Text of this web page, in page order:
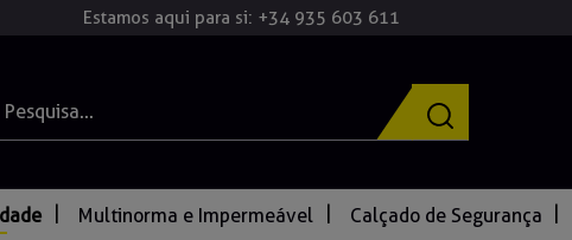
Estamos aqui para si: +34 935 603 611
Multinorma e Impermeável Calçado de Segurança